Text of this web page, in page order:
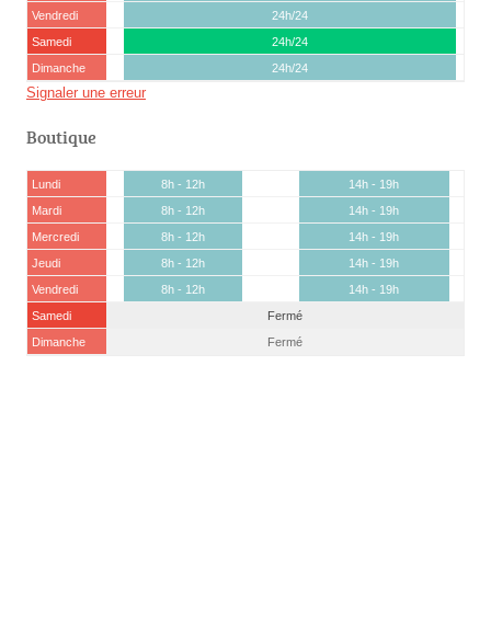
Vendredi
24h/24
Samedi
24h/24
Dimanche
24h/24
Signaler une erreur
Boutique
Lundi 8h - 12h
14h - 19h
Mardi
8h - 12h
14h - 19h
Mercredi
8h - 12h
14h - 19h
Jeudi
8h - 12h
14h - 19h
Vendredi
8h - 12h
14h - 19h
Samedi
Fermé
Dimanche
Fermé